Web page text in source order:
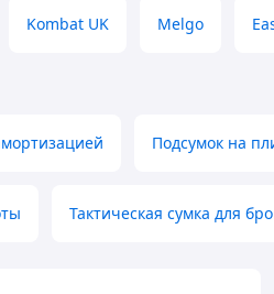
Kombat UK Melgo
Подсумок на
Тактическая сумка для